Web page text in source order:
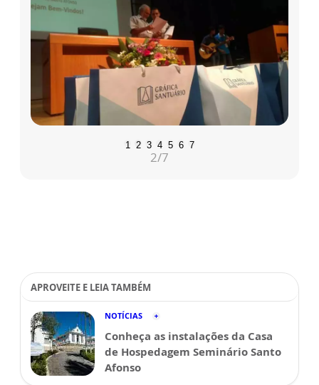
1 2 3 4 5 6 7
2/7
APROVEITE E LEIA TAMBÉM
NOTÍCIAS
Conheça as instalações da Casa
de Hospedagem Seminário Santo
Afonso